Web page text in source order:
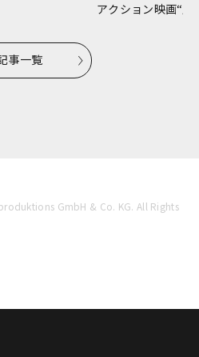
アクション映画“躍
事一覧
GmbH & Co. KG. All Rights